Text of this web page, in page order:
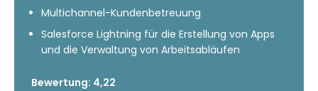
Multichannel-Kundenbetreuung
Salesforce Lightning für die Erstellung von Apps
und die Verwaltung von Arbeitsabläufen
Bewertung: 4,22